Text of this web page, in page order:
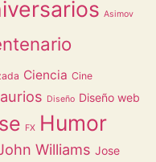
Asimov
Ciencia Cine
Diseño Diseño web
FX Humor
Williams Jose